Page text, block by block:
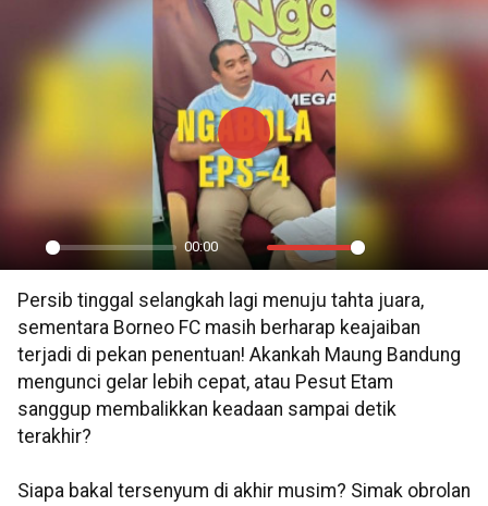
Play
00:00
Mute Settings
PIP
Play
Persib tinggal selangkah lagi menuju tahta juara,
sementara Borneo FC masih berharap keajaiban
terjadi di pekan penentuan! Akankah Maung Bandung
mengunci gelar lebih cepat, atau Pesut Etam
sanggup membalikkan keadaan sampai detik
terakhir?
Siapa bakal tersenyum di akhir musim? Simak obrolan